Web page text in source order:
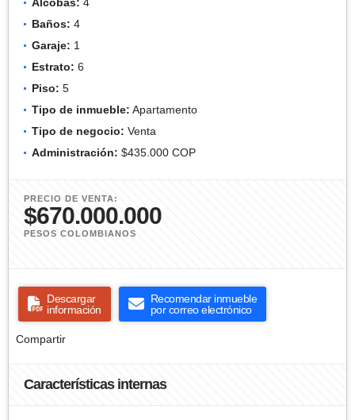
Baños: 4
Garaje: 1
Estrato: 6
Piso: 5
Tipo de inmueble: Apartamento
Tipo de negocio: Venta
Administración: $435.000 COP
PRECIO DE VENTA:
$670.000.000
PESOS COLOMBIANOS
Descargar
información
Recomendar inmueble
por correo electrónico
Compartir
Características internas